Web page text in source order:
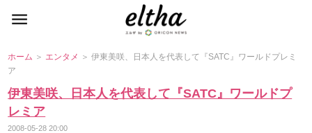
ホーム ＞ エンタメ ＞ 伊東美咲、日本人を代表して『SATC』ワールドプレミ
ア
伊東美咲、日本人を代表して『SATC』ワールドプ
レミア
2008-05-28 20:00